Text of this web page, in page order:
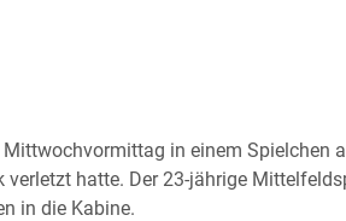
in einem Spielchen
hatte. Der 23-jährige
in die Kabine.